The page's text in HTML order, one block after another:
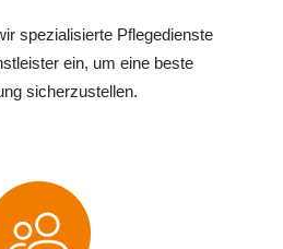
spezialisierte Pflegedienste
ein, um eine beste
sicherzustellen.